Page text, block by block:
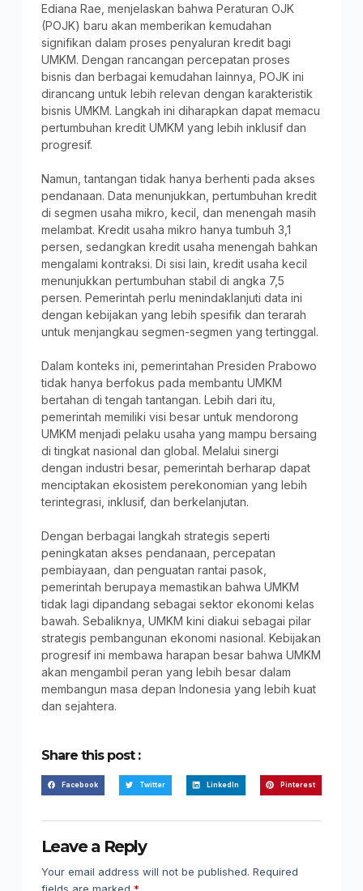
Ediana Rae, menjelaskan bahwa Peraturan OJK
(POJK) baru akan memberikan kemudahan
signifikan dalam proses penyaluran kredit bagi
UMKM. Dengan rancangan percepatan proses
bisnis dan berbagai kemudahan lainnya, POJK ini
dirancang untuk lebih relevan dengan karakteristik
bisnis UMKM. Langkah ini diharapkan dapat memacu
pertumbuhan kredit UMKM yang lebih inklusif dan
progresif.
Namun, tantangan tidak hanya berhenti pada akses
pendanaan. Data menunjukkan, pertumbuhan kredit
di segmen usaha mikro, kecil, dan menengah masih
melambat. Kredit usaha mikro hanya tumbuh 3,1
persen, sedangkan kredit usaha menengah bahkan
mengalami kontraksi. Di sisi lain, kredit usaha kecil
menunjukkan pertumbuhan stabil di angka 7,5
persen. Pemerintah perlu menindaklanjuti data ini
dengan kebijakan yang lebih spesifik dan terarah
untuk menjangkau segmen-segmen yang tertinggal.
Dalam konteks ini, pemerintahan Presiden Prabowo
tidak hanya berfokus pada membantu UMKM
bertahan di tengah tantangan. Lebih dari itu,
pemerintah memiliki visi besar untuk mendorong
UMKM menjadi pelaku usaha yang mampu bersaing
di tingkat nasional dan global. Melalui sinergi
dengan industri besar, pemerintah berharap dapat
menciptakan ekosistem perekonomian yang lebih
terintegrasi, inklusif, dan berkelanjutan.
Dengan berbagai langkah strategis seperti
peningkatan akses pendanaan, percepatan
pembiayaan, dan penguatan rantai pasok,
pemerintah berupaya memastikan bahwa UMKM
tidak lagi dipandang sebagai sektor ekonomi kelas
bawah. Sebaliknya, UMKM kini diakui sebagai pilar
strategis pembangunan ekonomi nasional. Kebijakan
progresif ini membawa harapan besar bahwa UMKM
akan mengambil peran yang lebih besar dalam
membangun masa depan Indonesia yang lebih kuat
dan sejahtera.
Share this post :
Facebook Twitter LinkedIn Pinterest
Leave a Reply
Your email address will not be published. Required